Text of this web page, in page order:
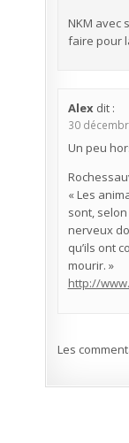
NKM avec
faire pour
Alex dit :
30
Un peu
« Les
sont,
nerveux
qu’ils ont
mourir. »
http://
Les